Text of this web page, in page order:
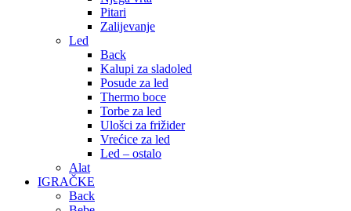
Pitari
Zalijevanje
Led
Back
Kalupi za sladoled
Posude za led
Thermo boce
Torbe za led
Ulošci za frižider
Vrećice za led
Led – ostalo
Alat
IGRAČKE
Back